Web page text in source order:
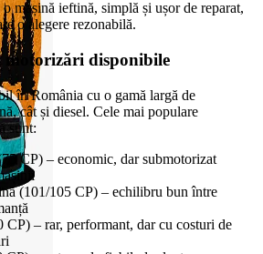
mașină ieftină, simplă și ușor de reparat,
o alegere rezonabilă.
motorizări disponibile
în România cu o gamă largă de
cât și diesel. Cele mai populare
sunt:
CP) – economic, dar submotorizat
(101/105 CP) – echilibru bun între
CP) – rar, performant, dar cu costuri de